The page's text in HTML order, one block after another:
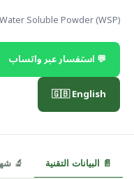
Soluble Powder (WSP)
💬 استفسار عبر واتساب
🇬🇧 English
📄 البيانات التقنية 🔬